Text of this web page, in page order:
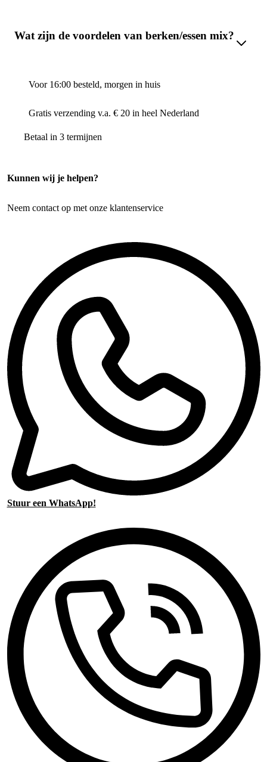
Wat zijn de voordelen van berken/essen mix?
Voor 16:00 besteld, morgen in huis
Gratis verzending v.a. € 20 in heel Nederland
Betaal in 3 termijnen
Kunnen wij je helpen?
Neem contact op met onze klantenservice
Stuur een WhatsApp!